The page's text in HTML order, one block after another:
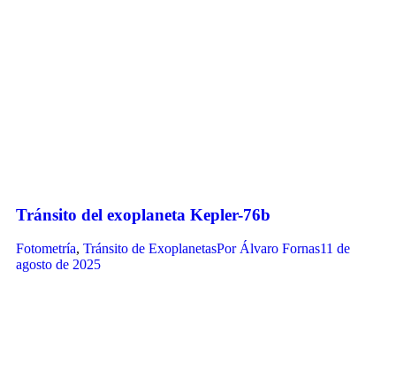
Tránsito del exoplaneta Kepler-76b
Fotometría, Tránsito de ExoplanetasPor Álvaro Fornas11 de
agosto de 2025